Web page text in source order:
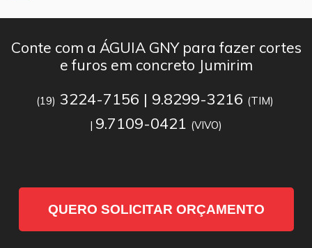
Conte com a ÁGUIA GNY para fazer cortes
e furos em concreto Jumirim
(19) 3224-7156 | 9.8299-3216 (TIM)
| 9.7109-0421 (VIVO)
QUERO SOLICITAR ORÇAMENTO